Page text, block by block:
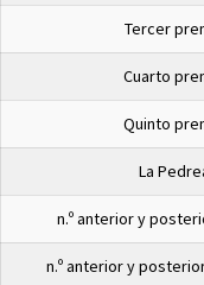
Tercer
Cuarto
Quinto
La
n.º anterior y
n.º anterior y